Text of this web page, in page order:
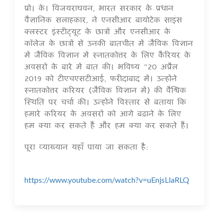
16 Jul 2020
प्रो। के। विजयराघवन, भारत सरकार के प्रधान
वैज्ञानिक सलाहकार, ने एनसीआर बायोटेक साइंस
क्लस्टर इंस्टीट्यूट के छात्रों और एनसीआर के
कॉलेज के छात्रों से उनकी बातचीत में जैविक विज्ञान
में जैविक विज्ञान में स्नातकोत्तर के लिए कैरियर के
अवसरों के बारे में बात की। भविष्य "20 अप्रैल
2019 को टीएचएसटीआई, फरीदाबाद में। उन्होंने
स्नातकोत्तर करियर (जैविक विज्ञान में) की वैश्विक
स्थिति पर चर्चा की। उन्होंने विस्तार से बताया कि
हमारे करियर के अवसरों को आगे बढ़ाने के लिए
हम क्या कर सकते हैं और हम क्या कर सकते हैं।
पूरा व्याख्यान यहाँ पाया जा सकता है:
https://www.youtube.com/watch?v=uEnjsLlaRLQ